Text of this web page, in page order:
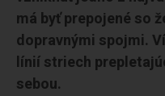
má byť prepojené so
dopravnými spojmi.
línií striech
sebou.